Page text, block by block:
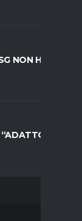
NON HA IL
AL